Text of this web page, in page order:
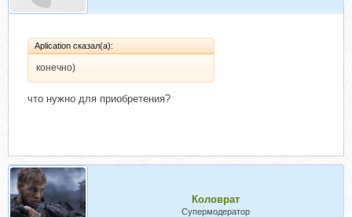
Aplication сказал(а):
конечно)
что нужно для приобретения?
Коловрат
Супермодератор